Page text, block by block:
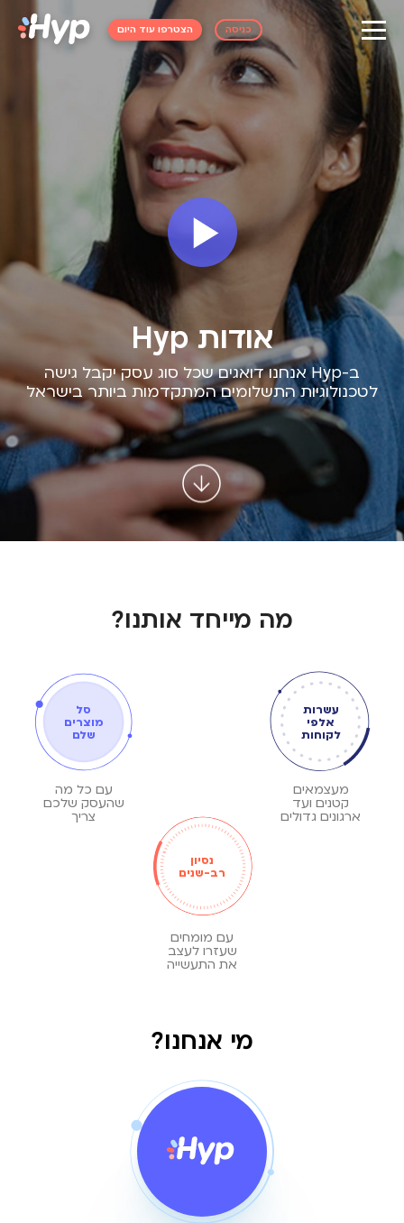
כניסה הצטרפו עוד היום
אודות Hyp
ב-Hyp אנחנו דואגים שכל סוג עסק יקבל גישה
לטכנולוגיות התשלומים המתקדמות ביותר בישראל
מה מייחד אותנו?
נסיון
רב-שנים
עם מומחים
שעזרו לעצב
את התעשייה
עשרות
אלפי
לקוחות
מעצמאים
קטנים ועד
ארגונים גדולים
סל
מוצרים
שלם
עם כל מה
שהעסק שלכם
צריך
מי אנחנו?